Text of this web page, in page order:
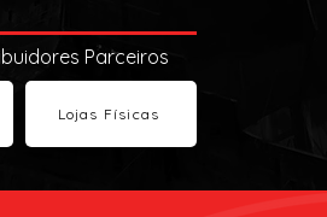
Parceiros
Lojas Físicas